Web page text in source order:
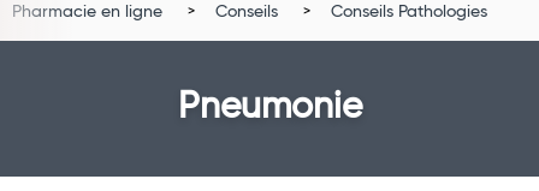
Pharmacie en ligne Conseils Conseils Pathologies
Pneumonie